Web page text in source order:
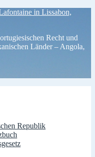
in Lissabon,
Recht und
Länder – Angola,
Republik